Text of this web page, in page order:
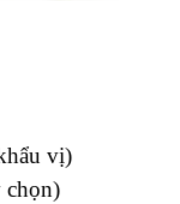
vị)
chọn)